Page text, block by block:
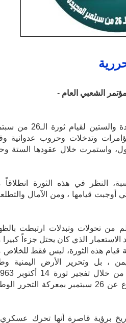
-
تأتي احتفالات شعبنا في الذكرى الواحدة والستين لقيام
وتدخلات وحروب عدوانية
واستمرت خلال عقودها الستة
من تحولات وتبدلات ارتبطت
الذي كان يحتل جزءاً
قيام هذه الثورة، ليس فقط
، بل وتحرير الأرض اليمنية
ليتجسد في الثورتين تلازم معركة الدفاع عن 26 سبتمبر بمعركة
برؤية قاصرة أنها تحرك عسكري